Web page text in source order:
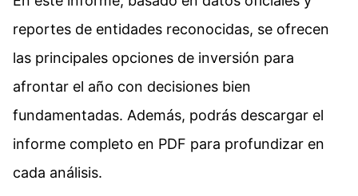
reportes de entidades reconocidas, se ofrecen
las principales opciones de inversión para
afrontar el año con decisiones bien
fundamentadas. Además, podrás descargar el
informe completo en PDF para profundizar en
cada análisis.